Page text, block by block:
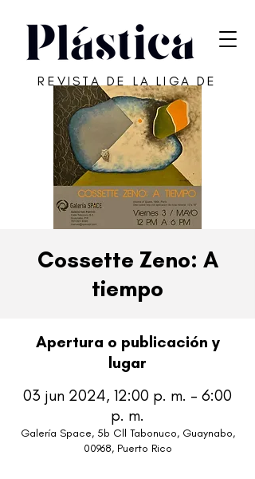
REVISTA DE LA LIGA DE
ARTE DE SAN JUAN
Cossette Zeno: A
tiempo
Apertura o publicación y
lugar
03 jun 2024, 12:00 p. m. – 6:00
p. m.
Galería Space, 5b Cll Tabonuco, Guaynabo,
00968, Puerto Rico